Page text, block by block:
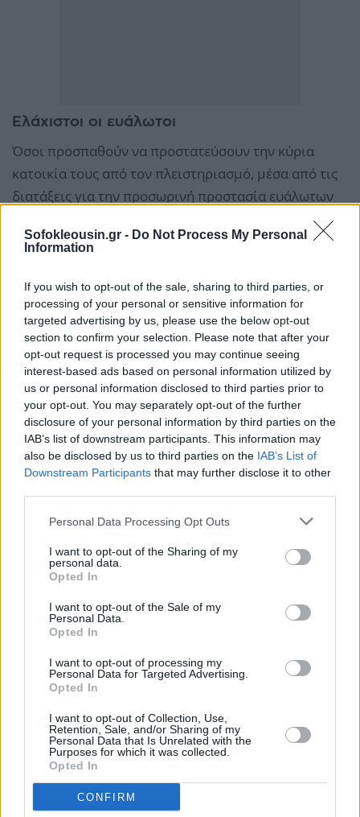
Sofokleousin.gr - Do Not Process My Personal
Information
If you wish to opt-out of the sale, sharing to third parties, or
processing of your personal or sensitive information for
targeted advertising by us, please use the below opt-out
section to confirm your selection. Please note that after your
opt-out request is processed you may continue seeing
interest-based ads based on personal information utilized by
us or personal information disclosed to third parties prior to
your opt-out. You may separately opt-out of the further
disclosure of your personal information by third parties on the
IAB’s list of downstream participants. This information may
also be disclosed by us to third parties on the IAB’s List of
Downstream Participants that may further disclose it to other
Personal Data Processing Opt Outs
I want to opt-out of the Sharing of my
personal data.
Opted In
I want to opt-out of the Sale of my
Personal Data.
Opted In
I want to opt-out of processing my
Personal Data for Targeted Advertising.
Opted In
I want to opt-out of Collection, Use,
Retention, Sale, and/or Sharing of my
Personal Data that Is Unrelated with the
Purposes for which it was collected.
Opted In
CONFIRM
Ελάχιστοι οι ευάλωτοι
Όσοι προσπαθούν να προστατεύσουν την κύρια
κατοικία τους από τον πλειστηριασμό, μέσα από τις
διατάξεις για την προσωρινή προστασία ευάλωτων
οφειλετών με καταβολή στεγαστικού επιδόματος
που αξιοποιείται για να πληρώνονται οι πιστωτές,
καθώς τα κριτήρια για να χαρακτηρισθεί ένας
οφειλέτης ως ευάλωτος είναι υπερβολικά
περιοριστικά.